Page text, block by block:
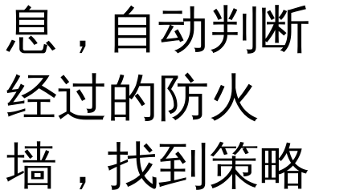
息，自动判断
经过的防火
墙，找到策略